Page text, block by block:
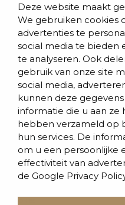
Deze website maakt
We gebruiken cookies
advertenties te
social media te bieden
te analyseren. Ook
gebruik van onze site
social media,
kunnen deze
informatie die u aan ze
hebben verzameld op
hun services. De
om u een persoonlijke
effectiviteit van
de Google Privacy
Blogs & nieuws
Contact
Evenementen
Team
Werken bij BVD
Cookies